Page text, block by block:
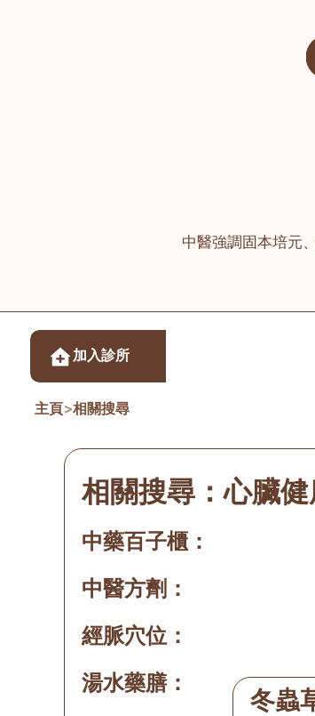
中醫強調固本培元
加入診所
主頁>相關搜尋
相關搜尋：心臟
中藥百子櫃：
中醫方劑：
經脈穴位：
湯水藥膳：
冬蟲